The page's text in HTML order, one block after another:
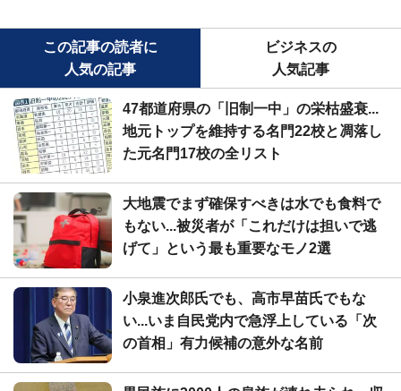
この記事の読者に
人気の記事
ビジネスの
人気記事
47都道府県の「旧制一中」の栄枯盛衰...
地元トップを維持する名門22校と凋落し
た元名門17校の全リスト
大地震でまず確保すべきは水でも食料で
もない...被災者が「これだけは担いで逃
げて」という最も重要なモノ2選
小泉進次郎氏でも、高市早苗氏でもな
い...いま自民党内で急浮上している「次
の首相」有力候補の意外な名前